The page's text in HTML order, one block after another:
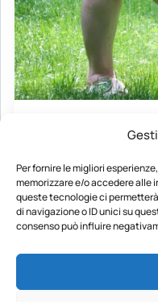
Per fornire le migliori
memorizzare e/o accedere alle
queste tecnologie ci
di navigazione o ID unici su
consenso può influire
Zanzare, ecco
vengono punte di
Indice dei contenuti
essere più o meno
avere il…
Federica Vitale·1 ora fa·5